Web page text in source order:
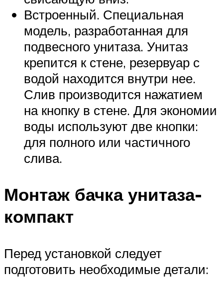
Встроенный. Специальная
модель, разработанная для
подвесного унитаза. Унитаз
крепится к стене, резервуар с
водой находится внутри нее.
Слив производится нажатием
на кнопку в стене. Для экономии
воды используют две кнопки:
для полного или частичного
слива.
Монтаж бачка унитаза-
компакт
Перед установкой следует
подготовить необходимые детали: